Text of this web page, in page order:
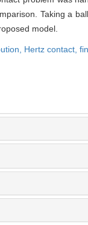
Taking a
model.
Hertz contact,